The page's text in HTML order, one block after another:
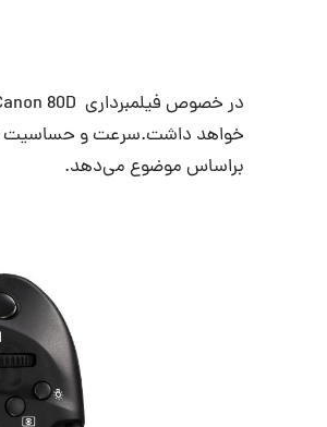
خواهد داشت.سرعت و حساسیت
براساس موضوع می‌دهد.